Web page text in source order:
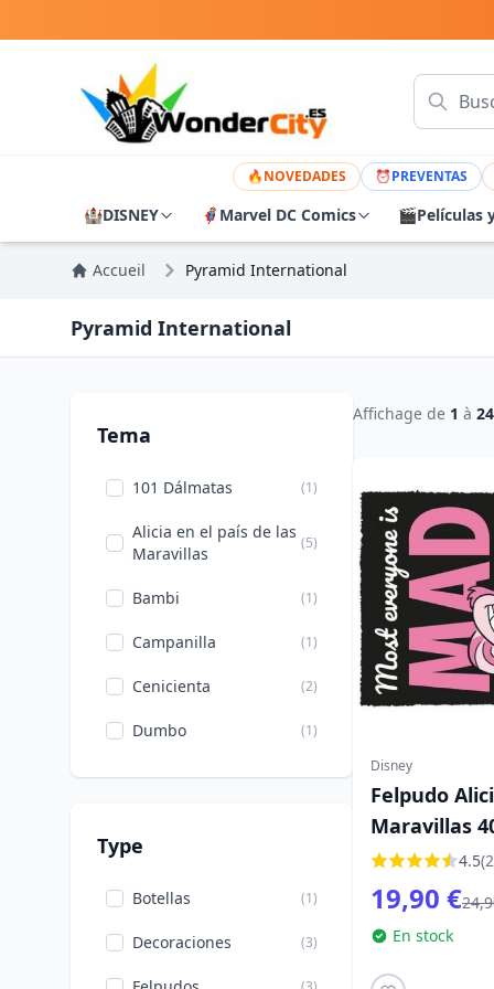
🔥NOVEDADES ⏰PREVENTAS
🏰DISNEY 🦸 Marvel DC Comics 🎬Películas
Accueil Pyramid International
Pyramid International
Tema
101 Dálmatas (1)
Alicia en el país de las
Maravillas
(5)
Bambi (1)
Campanilla (1)
Cenicienta (2)
Dumbo (1)
El Rey León (2)
Type
Botellas (1)
Decoraciones (3)
Affichage de 1 à 24
Disney
Felpudo
Maravillas
4.5
19,90 €
En stock